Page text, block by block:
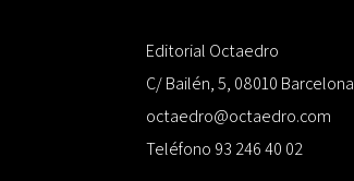
Editorial Octaedro
C/ Bailén, 5, 08010 Barcelona
octaedro@octaedro.com
Teléfono 93 246 40 02